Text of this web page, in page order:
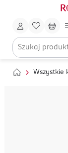
Wszystkie